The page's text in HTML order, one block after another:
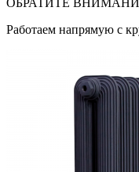
ОБРАТИТЕ
Работаем напрямую с